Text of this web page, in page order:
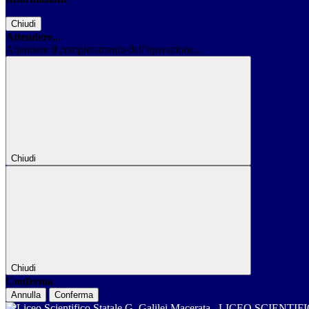
Chiudi
Attendere...
Attendere il completamento dell'operazione...
Chiudi
Chiudi
Conferma
Annulla Conferma